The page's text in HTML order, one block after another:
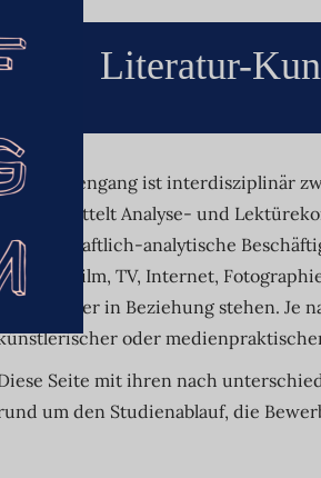
Literatur-
Studiengang ist interdisziplinär
und vermittelt Analyse- und
wissenschaftlich-analytische
(Film, TV, Internet,
miteinander in Beziehung stehen.
oder
Seite mit ihren nach
um den Studienablauf, die